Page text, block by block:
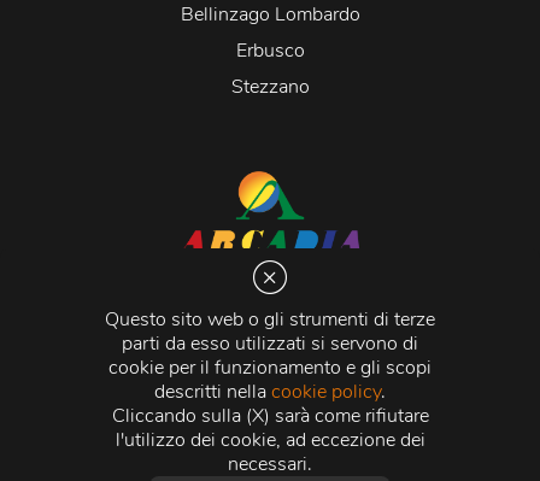
Questo sito web o gli strumenti di terze
parti da esso utilizzati si servono di
cookie per il funzionamento e gli scopi
descritti nellacookie policy.
Cliccando sulla (X) sarà come rifiutare
l'utilizzo dei cookie, ad eccezione dei
necessari.
Bellinzago Lombardo
Erbusco
Stezzano
Via Martiri della Libertà 20066 Melzo (MI)
C.C.I.A.A. - R.E.A di Milano n. 1427910
Registro delle Imprese di Milano n. 338392 -
Fiscale e Partita Iva11015840157 | Capitale Sociale
500.000,00 i.v.
Credits:Crea Informatica S.r.l. 2026 © Tutti i diritti
riservati.